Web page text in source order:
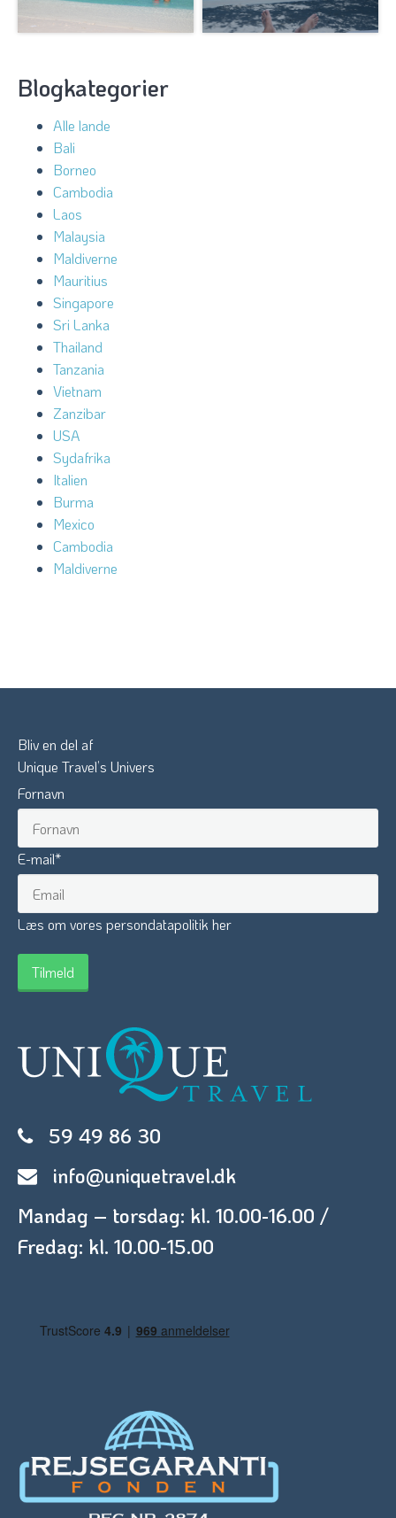
Blogkategorier
Alle lande
Bali
Borneo
Cambodia
Laos
Malaysia
Maldiverne
Mauritius
Singapore
Sri Lanka
Thailand
Tanzania
Vietnam
Zanzibar
USA
Sydafrika
Italien
Burma
Mexico
Cambodia
Maldiverne
Bliv en del af
Unique Travel’s Univers
Fornavn
E-mail*
Læs om vores persondatapolitik her
59 49 86 30
info@uniquetravel.dk
Mandag – torsdag: kl. 10.00-16.00 /
Fredag: kl. 10.00-15.00